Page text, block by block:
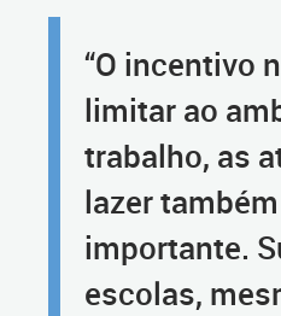
“O incentivo
limitar ao
trabalho, as
lazer
importante.
escolas,